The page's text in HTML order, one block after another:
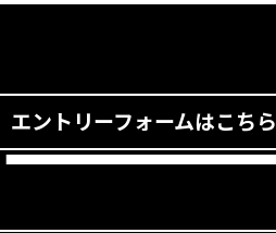
エントリーフォームはこちら